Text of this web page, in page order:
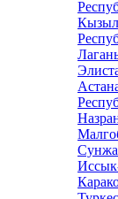
Кызыл
Сунжа